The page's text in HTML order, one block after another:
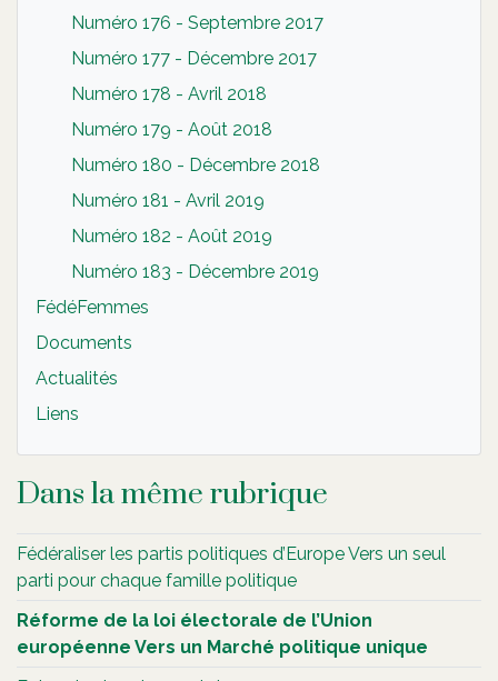
Numéro 176 - Septembre 2017
Numéro 177 - Décembre 2017
Numéro 178 - Avril 2018
Numéro 179 - Août 2018
Numéro 180 - Décembre 2018
Numéro 181 - Avril 2019
Numéro 182 - Août 2019
Numéro 183 - Décembre 2019
FédéFemmes
Documents
Actualités
Liens
Dans la même rubrique
Fédéraliser les partis politiques d’Europe Vers un seul
parti pour chaque famille politique
Réforme de la loi électorale de l’Union
européenne Vers un Marché politique unique